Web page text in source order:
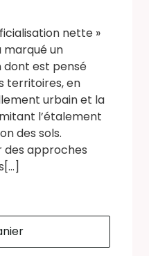
nette »
marqué un
dont est pensé
territoires, en
urbain et la
l’étalement
des sols.
des approches